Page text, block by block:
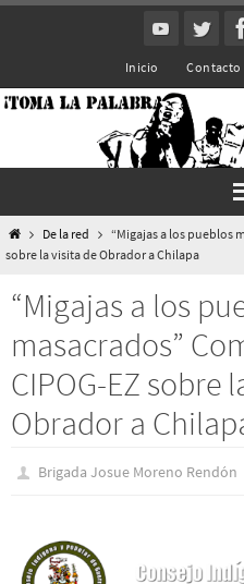
Inicio Contacto
InicioDe la red
“Migajas a los pueblos
sobre la visita de Obrador a Chilapa
“Migajas a los
masacrados”
CIPOG-EZ sobre
Obrador a
Brigada Josue Moreno Rendón